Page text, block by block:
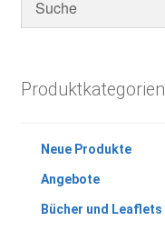
Produktkategorien
Neue Produkte
Angebote
Bücher und Leaflets